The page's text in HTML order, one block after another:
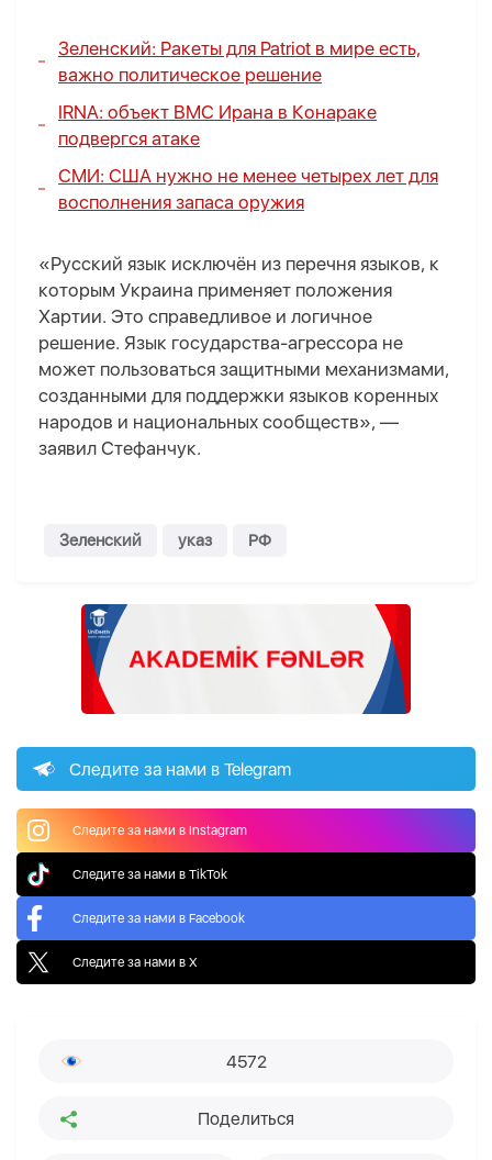
Зеленский: Ракеты для Patriot в мире есть,
важно политическое решение
IRNA: объект ВМС Ирана в Конараке
подвергся атаке
СМИ: США нужно не менее четырех лет для
восполнения запаса оружия
«Русский язык исключён из перечня языков, к
которым Украина применяет положения
Хартии. Это справедливое и логичное
решение. Язык государства-агрессора не
может пользоваться защитными механизмами,
созданными для поддержки языков коренных
народов и национальных сообществ», —
заявил Стефанчук.
Зеленский указ РФ
Следите за нами в Telegram
Следите за нами в Instagram
Следите за нами в TikTok
Следите за нами в Facebook
Следите за нами в X
4572
Поделиться